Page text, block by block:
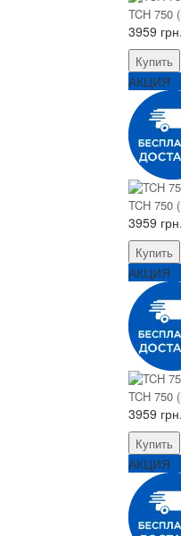
TCH 750
3959 грн.
Купить
АКЦИЯ
TCH 750
3959 грн.
Купить
АКЦИЯ
TCH 750
3959 грн.
Купить
АКЦИЯ